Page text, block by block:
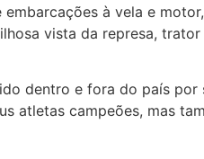
à vela e
vista da represa,
dentro e fora do país
atletas campeões, mas